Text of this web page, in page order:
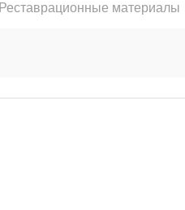
Реставрационные материалы